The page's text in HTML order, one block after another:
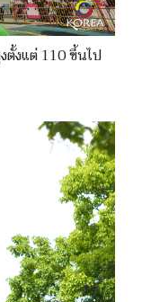
งแต่ 110 ขึ้นไป